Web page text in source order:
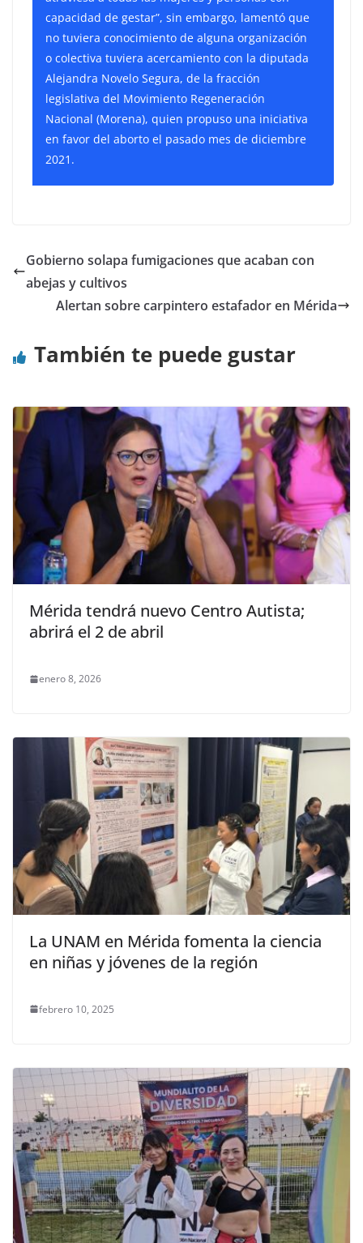
capacidad de gestar”, sin embargo, lamentó que
no tuviera conocimiento de alguna organización
o colectiva tuviera acercamiento con la diputada
Alejandra Novelo Segura, de la fracción
legislativa del Movimiento Regeneración
Nacional (Morena), quien propuso una iniciativa
en favor del aborto el pasado mes de diciembre
2021.
Gobierno solapa fumigaciones que acaban con
abejas y cultivos
Alertan sobre carpintero estafador en Mérida
También te puede gustar
Mérida tendrá nuevo Centro Autista;
abrirá el 2 de abril
enero 8, 2026
La UNAM en Mérida fomenta la ciencia
en niñas y jóvenes de la región
febrero 10, 2025